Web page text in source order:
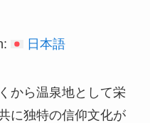
日本語
から温泉地として栄
に独特の信仰文化が